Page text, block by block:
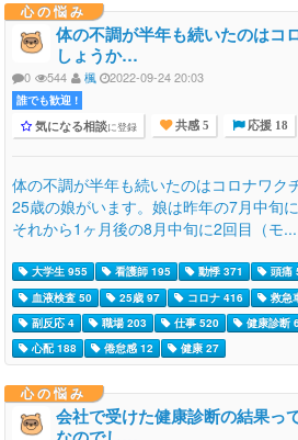
心の悩み
体の不調が半年も続いたのはコ
しょうか…
0 544 楓 2022-09-24 20:03
誰でも歓迎 !
気になる相談に登録 共感 5 応援 18
体の不調が半年も続いたのはコロナワク
25歳の娘がいます。娘は昨年の7月中旬
それから1ヶ月後の8月中旬に2回目（モ...
大学生 955 看護師 195 動悸 371 頭痛
血液検査 50
25歳 97 コロナ 416 救急
副反応 4
職場 203 仕事 520 健康診断
心配 188
倦怠感 12 健康 27
心の悩み
会社で受けた健康診断の結果っ